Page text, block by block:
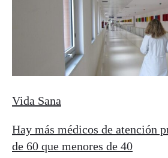
Vida Sana
Hay más médicos de atención
de 60 que menores de 40